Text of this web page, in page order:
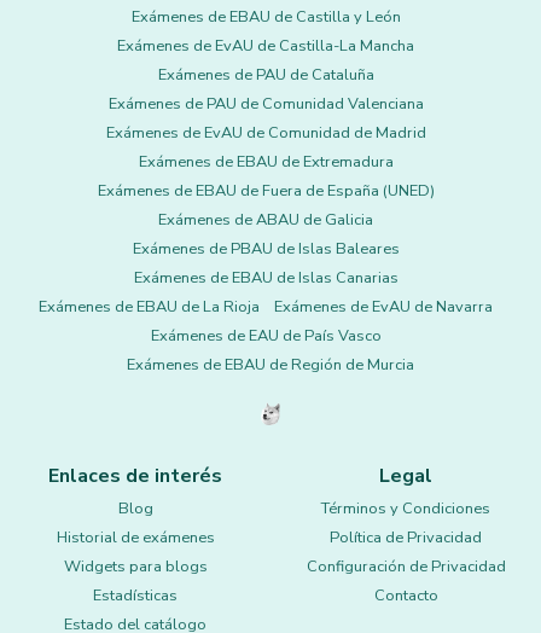
Exámenes de EBAU de Castilla y León
Exámenes de EvAU de Castilla-La Mancha
Exámenes de PAU de Cataluña
Exámenes de PAU de Comunidad Valenciana
Exámenes de EvAU de Comunidad de Madrid
Exámenes de EBAU de Extremadura
Exámenes de EBAU de Fuera de España (UNED)
Exámenes de ABAU de Galicia
Exámenes de PBAU de Islas Baleares
Exámenes de EBAU de Islas Canarias
Exámenes de EBAU de La Rioja
Exámenes de EvAU de Navarra
Exámenes de EAU de País Vasco
Exámenes de EBAU de Región de Murcia
Enlaces de interés
Blog
Historial de exámenes
Widgets para blogs
Estadísticas
Estado del catálogo
Legal
Términos y Condiciones
Política de Privacidad
Configuración de Privacidad
Contacto